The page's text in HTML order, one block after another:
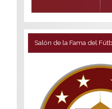
Salón de la Fama del